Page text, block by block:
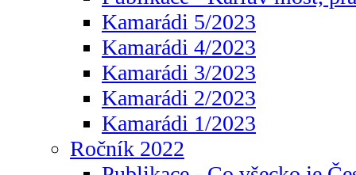
Kamarádi 5/2023
Kamarádi 4/2023
Kamarádi 3/2023
Kamarádi 2/2023
Kamarádi 1/2023
Ročník 2022